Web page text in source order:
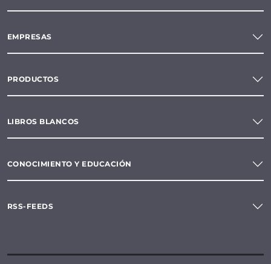
EMPRESAS
PRODUCTOS
LIBROS BLANCOS
CONOCIMIENTO Y EDUCACIÓN
RSS-FEEDS